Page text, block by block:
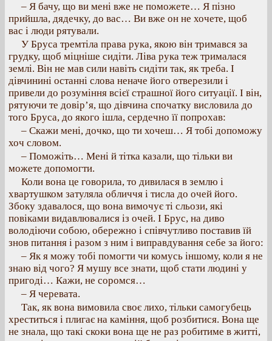
– Я бачу, що ви мені вже не поможете… Я пізно
прийшла, дядечку, до вас… Ви вже он не хочете, щоб
вас і люди рятували.
У Бруса тремтіла права рука, якою він тримався за
грудку, щоб міцніше сидіти. Ліва рука теж трималася
землі. Він не мав сили навіть сидіти так, як треба. І
дівчинині останні слова неначе його отверезили і
привели до розуміння всієї страшної його ситуації. І він,
рятуючи те довір’я, що дівчина спочатку висловила до
того Бруса, до якого ішла, сердечно її попрохав:
– Скажи мені, дочко, що ти хочеш… Я тобі допоможу
хоч словом.
– Поможіть… Мені й тітка казали, що тільки ви
можете допомогти.
Коли вона це говорила, то дивилася в землю і
хвартушком затуляла обличчя і тисла до очей його.
Збоку здавалося, що вона вимочує ті сльози, які
повіками видавлювалися із очей. І Брус, на диво
володіючи собою, обережно і співчутливо поставив їй
знов питання і разом з ним і виправдування себе за його:
– Як я можу тобі помогти чи комусь іншому, коли я не
знаю від чого? Я мушу все знати, щоб стати людині у
пригоді… Кажи, не соромся…
– Я черевата.
Так, як вона вимовила своє лихо, тільки самогубець
хреститься і плигає на каміння, щоб розбитися. Вона ще
не знала, що такі скоки вона ще не раз робитиме в житті,